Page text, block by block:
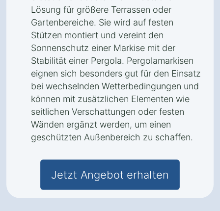
Lösung für größere Terrassen oder
Gartenbereiche. Sie wird auf festen
Stützen montiert und vereint den
Sonnenschutz einer Markise mit der
Stabilität einer Pergola. Pergolamarkisen
eignen sich besonders gut für den Einsatz
bei wechselnden Wetterbedingungen und
können mit zusätzlichen Elementen wie
seitlichen Verschattungen oder festen
Wänden ergänzt werden, um einen
geschützten Außenbereich zu schaffen.
Jetzt Angebot erhalten